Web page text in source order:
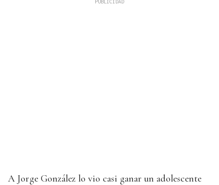
A Jorge González lo vio casi ganar un adolescente